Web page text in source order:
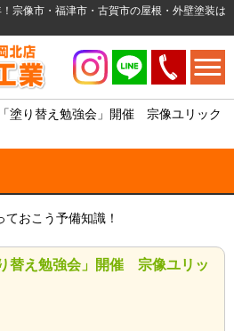
宗像市・福津市・古賀市の屋根・外壁塗装は
塗り替え勉強会」開催 宗像ユリック
おこう予備知識！
替え勉強会」開催 宗像ユリッ